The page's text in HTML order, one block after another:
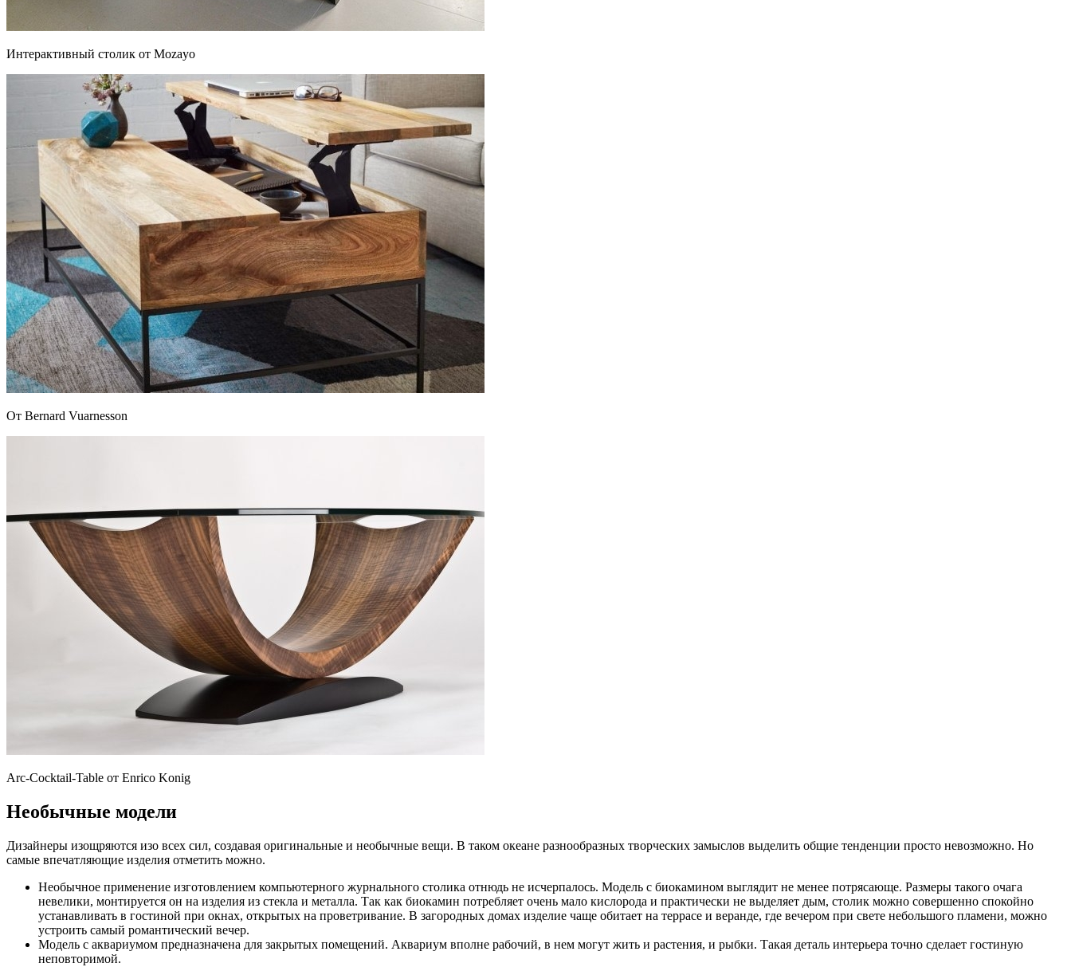
Интерактивный столик от Mozayo
От Bernard Vuarnesson
Arc-Cocktail-Table от Enrico Konig
Необычные модели
Дизайнеры изощряются изо всех сил, создавая оригинальные и необычные вещи. В таком океане разнообразных творческих замыслов выделить общие тенденции просто невозможно. Но
самые впечатляющие изделия отметить можно.
Необычное применение изготовлением компьютерного журнального столика отнюдь не исчерпалось. Модель с биокамином выглядит не менее потрясающе. Размеры такого очага
невелики, монтируется он на изделия из стекла и металла. Так как биокамин потребляет очень мало кислорода и практически не выделяет дым, столик можно совершенно спокойно
устанавливать в гостиной при окнах, открытых на проветривание. В загородных домах изделие чаще обитает на террасе и веранде, где вечером при свете небольшого пламени, можно
устроить самый романтический вечер.
Модель с аквариумом предназначена для закрытых помещений. Аквариум вполне рабочий, в нем могут жить и растения, и рыбки. Такая деталь интерьера точно сделает гостиную
неповторимой.